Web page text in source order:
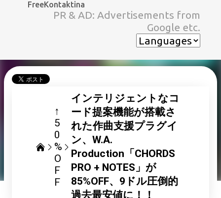
スキップしてメイン コンテンツに移動
FreeKontaktina
PR & AD: Advertisements from
Google etc.
↑
5
0
%
O
F
F
インテリジェントなコ
ード提案機能が搭載さ
れた作曲支援プラグイ
ン、W.A.
Production「CHORDS
PRO + NOTES」が
85%OFF、9ドル圧倒的
過去最安値に！！